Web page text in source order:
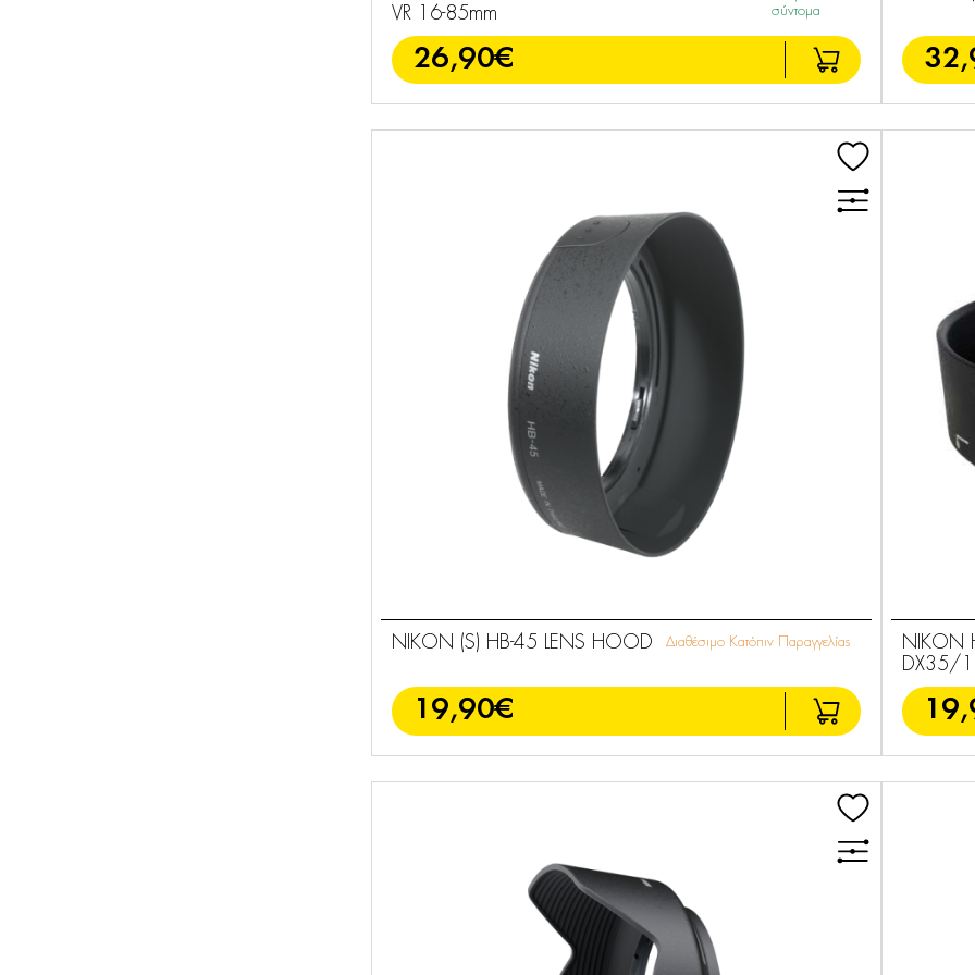
VR 16-85mm
σύντομα
26,90€
NIKON (S) HB-45 LENS HOOD Διαθέσιμο Κατόπιν Παραγγελίας
19,90€
NIKON
DX35/